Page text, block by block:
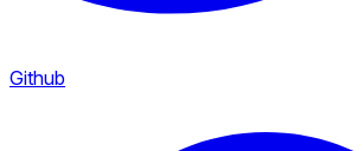
Github